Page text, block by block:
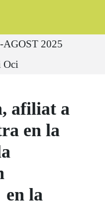
2025
Oci
afiliat a
en la
la